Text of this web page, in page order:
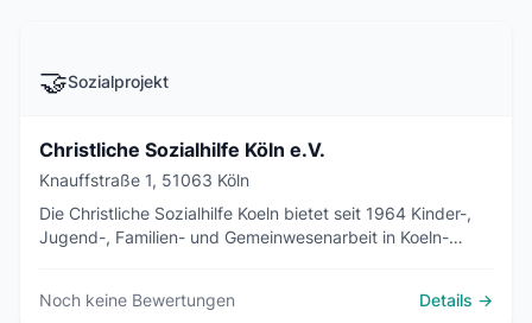
🤝Sozialprojekt
Christliche Sozialhilfe Köln e.V.
Knauffstraße 1, 51063 Köln
Die Christliche Sozialhilfe Koeln bietet seit 1964 Kinder-,
Jugend-, Familien- und Gemeinwesenarbeit in Koeln-
Noch keine Bewertungen
Details →